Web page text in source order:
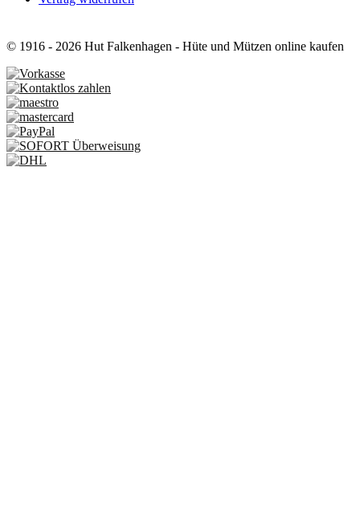
© 1916 - 2026 Hut Falkenhagen - Hüte und Mützen online kaufen